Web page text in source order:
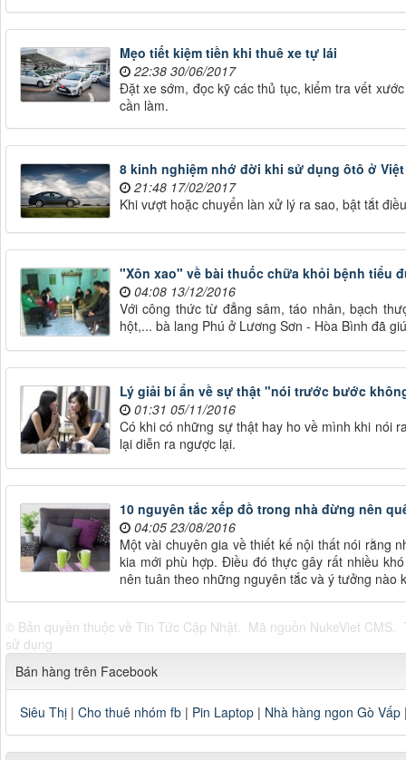
Mẹo tiết kiệm tiền khi thuê xe tự lái
22:38 30/06/2017
Đặt xe sớm, đọc kỹ các thủ tục, kiểm tra vết
cần làm.
8 kinh nghiệm nhớ đời khi sử dụng ôtô ở Việt
21:48 17/02/2017
Khi vượt hoặc chuyển làn xử lý ra sao, bật tắt
"Xôn xao" về bài thuốc chữa khỏi bệnh tiểu
04:08 13/12/2016
Với công thức từ đẳng sâm, táo nhân, bạch
hột,... bà lang Phú ở Lương Sơn - Hòa Bình đã
Lý giải bí ẩn về sự thật "nói trước bước
01:31 05/11/2016
Có khi có những sự thật hay ho về mình khi nói
lại diễn ra ngược lại.
10 nguyên tắc xếp đồ trong nhà đừng nên
04:05 23/08/2016
Một vài chuyên gia về thiết kế nội thất nói rằng
kia mới phù hợp. Điều đó thực gây rất nhiều
nên tuân theo những nguyên tắc và ý tưởng
© Bản quyền thuộc về Tin Tức Cập Nhật. Mã nguồn NukeViet CMS.
sử dụng
Bán hàng trên Facebook
Siêu Thị | Cho thuê nhóm fb | Pin Laptop | Nhà hàng ngon Gò Vấp